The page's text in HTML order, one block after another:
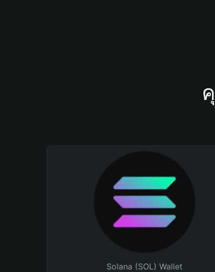
Solana (SOL) Wallet